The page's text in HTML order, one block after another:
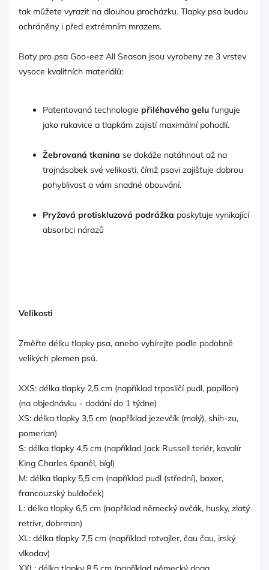
tak můžete vyrazit na dlouhou procházku. Tlapky psa budou
ochráněny i před extrémním mrazem.
Boty pro psa Goo-eez All Season jsou vyrobeny ze 3 vrstev
vysoce kvalitních materiálů:
Patentovaná technologie přiléhavého gelu funguje
jako rukavice a tlapkám zajistí maximální pohodlí.
Žebrovaná tkanina se dokáže natáhnout až na
trojnásobek své velikosti, čímž psovi zajišťuje dobrou
pohyblivost a vám snadné obouvání.
Pryžová protiskluzová podrážka poskytuje vynikající
absorbci nárazů
Velikosti
Změřte délku tlapky psa, anebo vybírejte podle podobně
velikých plemen psů.
XXS: délka tlapky 2,5 cm (například trpasličí pudl, papillon)
(na objednávku - dodání do 1 týdne)
XS: délka tlapky 3,5 cm (například jezevčík (malý), shih-zu,
pomerian)
S: délka tlapky 4,5 cm (například Jack Russell teriér, kavalír
King Charles španěl, bígl)
M: délka tlapky 5,5 cm (například pudl (střední), boxer,
francouzský buldoček)
L: délka tlapky 6,5 cm (například německý ovčák, husky, zlatý
retrívr, dobrman)
XL: délka tlapky 7,5 cm (například rotvajler, čau čau, irský
vlkodav)